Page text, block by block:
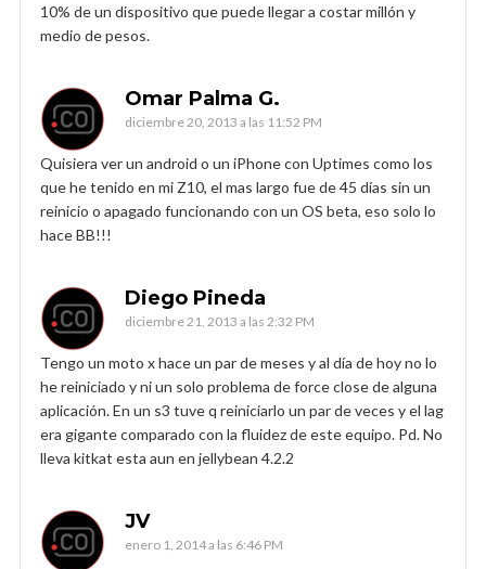
10% de un dispositivo que puede llegar a costar millón y
medio de pesos.
Omar Palma G.
diciembre 20, 2013 a las 11:52 PM
Quisiera ver un android o un iPhone con Uptimes como los
que he tenido en mi Z10, el mas largo fue de 45 días sin un
reinicio o apagado funcionando con un OS beta, eso solo lo
hace BB!!!
Diego Pineda
diciembre 21, 2013 a las 2:32 PM
Tengo un moto x hace un par de meses y al día de hoy no lo
he reiniciado y ni un solo problema de force close de alguna
aplicación. En un s3 tuve q reiniciarlo un par de veces y el lag
era gigante comparado con la fluidez de este equipo. Pd. No
lleva kitkat esta aun en jellybean 4.2.2
JV
enero 1, 2014 a las 6:46 PM